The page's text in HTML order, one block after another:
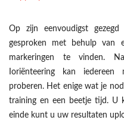
Op zijn eenvoudigst gezegd
gesproken met behulp van
markeringen te vinden.
Ioriënteering kan
proberen. Het enige wat je
training en een beetje tijd. U
einde kunt u uw resultaten